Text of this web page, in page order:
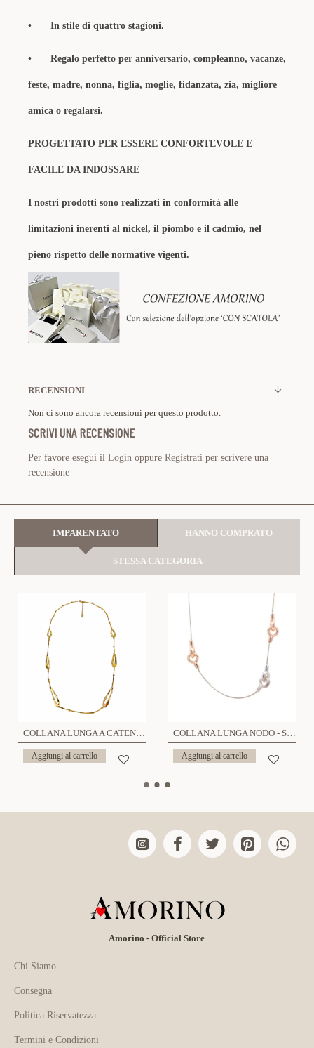
• In stile di quattro stagioni.
• Regalo perfetto per anniversario, compleanno, vacanze,
feste, madre, nonna, figlia, moglie, fidanzata, zia, migliore
amica o regalarsi.
PROGETTATO PER ESSERE CONFORTEVOLE E
FACILE DA INDOSSARE
I nostri prodotti sono realizzati in conformità alle
limitazioni inerenti al nickel, il piombo e il cadmio, nel
pieno rispetto delle normative vigenti.
RECENSIONI
Non ci sono ancora recensioni per questo prodotto.
SCRIVI UNA RECENSIONE
Per favore esegui il Login oppure Registrati per scrivere una
recensione
IMPARENTATO HANNO COMPRATO
STESSA CATEGORIA
COLLANA LUNGA A CATENA CON PIASTRINE LUNGHE - SW1910281024F3
Aggiungi al carrello
COLLANA LUNGA NODO - SW21101511104D71
Aggiungi al carrello
Amorino - Official Store
Chi Siamo
Consegna
Politica Riservatezza
Termini e Condizioni